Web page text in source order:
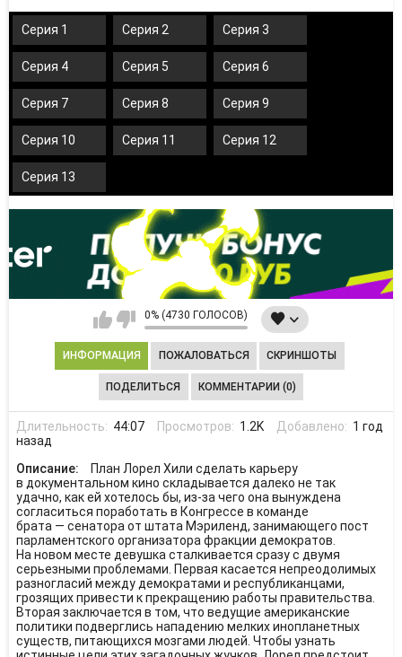
Серия 1 Серия 2 Серия 3
Серия 4 Серия 5 Серия 6
Серия 7 Серия 8 Серия 9
Серия 10 Серия 11 Серия 12
Серия 13
0% (4730 ГОЛОСОВ)
ИНФОРМАЦИЯ ПОЖАЛОВАТЬСЯ СКРИНШОТЫ
ПОДЕЛИТЬСЯ КОММЕНТАРИИ (0)
Длительность: 44:07 Просмотров: 1.2K Добавлено: 1 год
назад
Описание:
План Лорел Хили сделать карьеру
в документальном кино складывается далеко не так
удачно, как ей хотелось бы, из-за чего она вынуждена
согласиться поработать в Конгрессе в команде
брата — сенатора от штата Мэриленд, занимающего пост
парламентского организатора фракции демократов.
На новом месте девушка сталкивается сразу с двумя
серьезными проблемами. Первая касается непреодолимых
разногласий между демократами и республиканцами,
грозящих привести к прекращению работы правительства.
Вторая заключается в том, что ведущие американские
политики подверглись нападению мелких инопланетных
существ, питающихся мозгами людей. Чтобы узнать